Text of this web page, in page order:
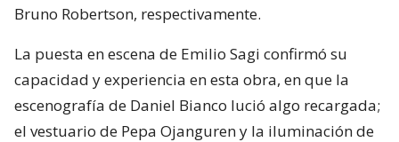
Bruno Robertson, respectivamente.
La puesta en escena de Emilio Sagi confirmó su
capacidad y experiencia en esta obra, en que la
escenografía de Daniel Bianco lució algo recargada;
el vestuario de Pepa Ojanguren y la iluminación de